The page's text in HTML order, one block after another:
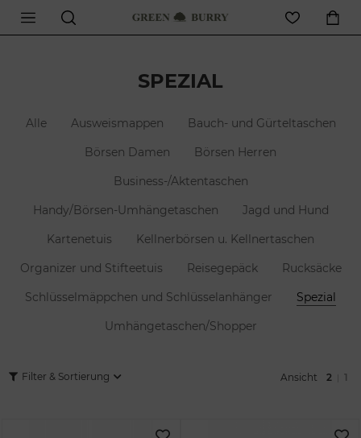
SPEZIAL
Alle Ausweismappen
Bauch- und Gürteltaschen
Börsen Damen
Börsen Herren
Business-/Aktentaschen
Handy/Börsen-Umhängetaschen
Jagd und Hund
Kartenetuis
Kellnerbörsen u. Kellnertaschen
Organizer und Stifteetuis
Reisegepäck
Rucksäcke
Schlüsselmäppchen und Schlüsselanhänger
Spezial
Umhängetaschen/Shopper
Filter & Sortierung Ansicht 2 1